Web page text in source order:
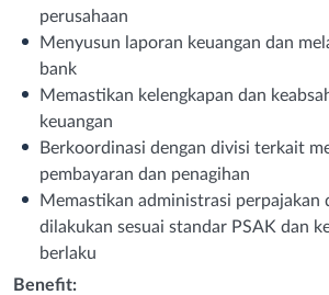
perusahaan
Menyusun laporan keuangan dan
bank
Memastikan kelengkapan dan
keuangan
Berkoordinasi dengan divisi terkait
pembayaran dan penagihan
Memastikan administrasi perpajakan
dilakukan sesuai standar PSAK dan
berlaku
Benefit: